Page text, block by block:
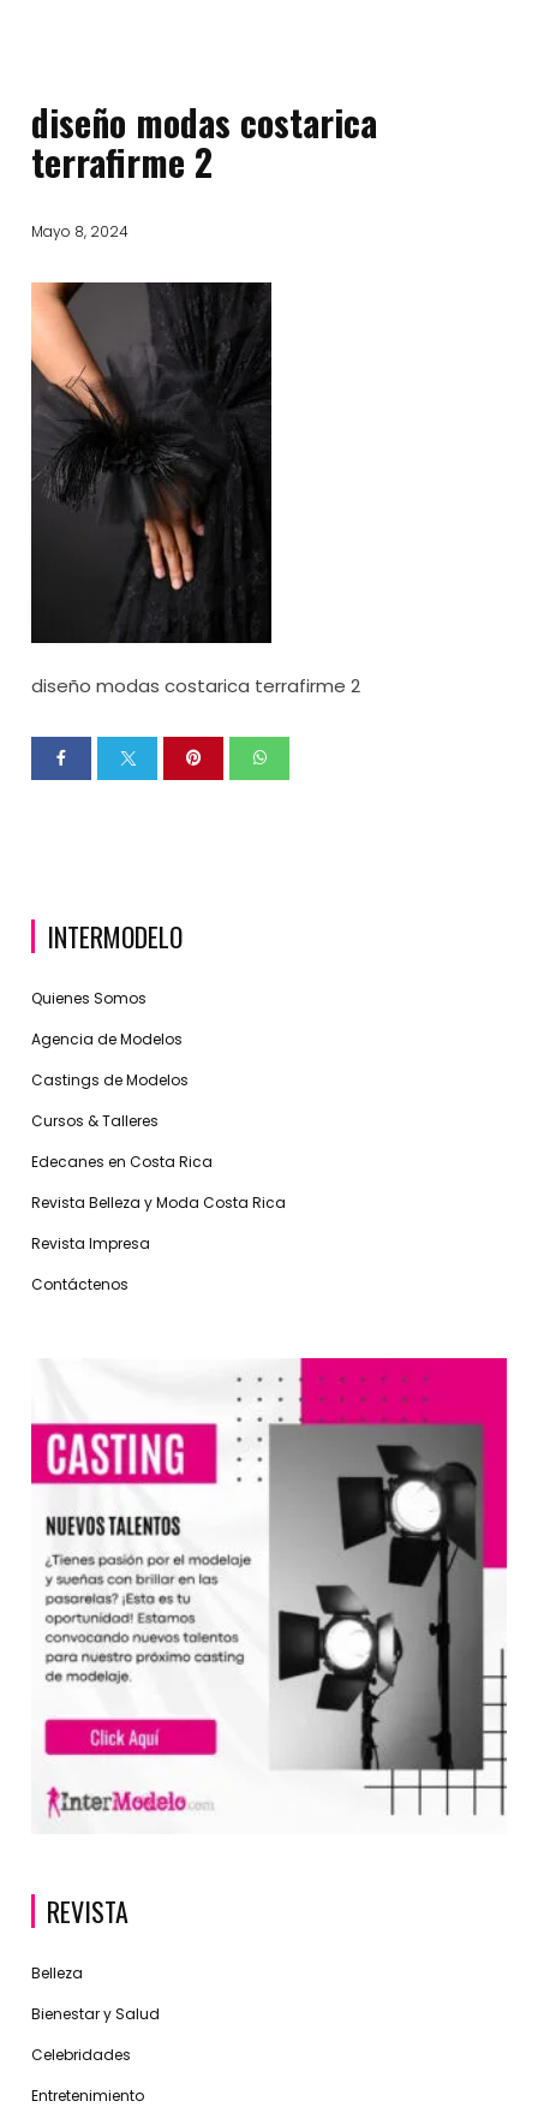
diseño modas costarica
terrafirme 2
Mayo 8, 2024
diseño modas costarica terrafirme 2
INTERMODELO
Quienes Somos
Agencia de Modelos
Castings de Modelos
Cursos & Talleres
Edecanes en Costa Rica
Revista Belleza y Moda Costa Rica
Revista Impresa
Contáctenos
REVISTA
Belleza
Bienestar y Salud
Celebridades
Entretenimiento